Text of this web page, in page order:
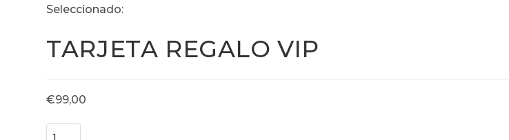
contenido
Seleccionado:
TARJETA REGALO VIP
€99,00
TARJETA